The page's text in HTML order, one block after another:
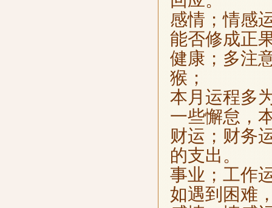
感情；情感
能否修成正
健康；多注
猴；
本月运程多
一些懈怠，
财运；财务
的支出。
事业；工作
如遇到困难